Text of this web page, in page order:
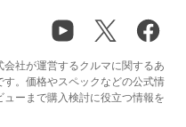
社が運営するクルマに関するあ
。価格やスペックなどの公式情
ーまで購入検討に役立つ情報を